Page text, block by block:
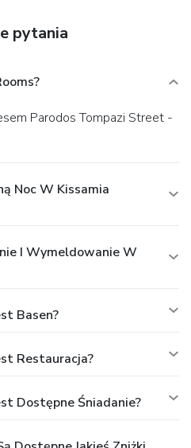
the hotel (available 24 hours)
pytania
Noc W Kissamia
I Wymeldowanie W
Basen?
Restauracja?
Dostępne Śniadanie?